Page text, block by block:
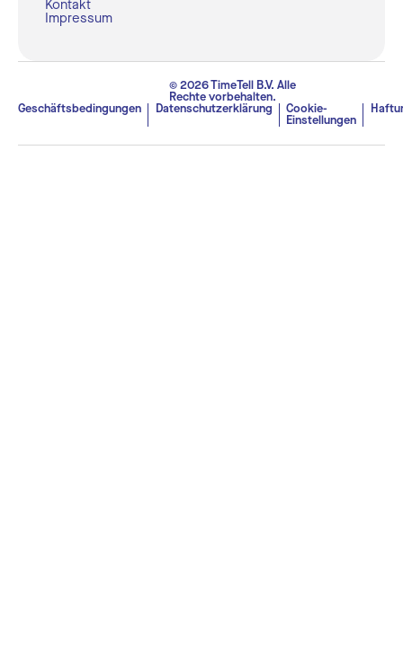
Kontakt
Impressum
© 2026 TimeTell B.V. Alle
Rechte vorbehalten.
Geschäftsbedingungen
Datenschutzerklärung
Cookie-
Einstellungen